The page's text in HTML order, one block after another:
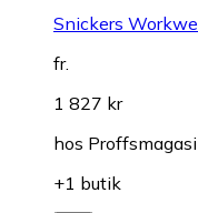
Snickers
fr.
1 827 kr
hos
+1 butik